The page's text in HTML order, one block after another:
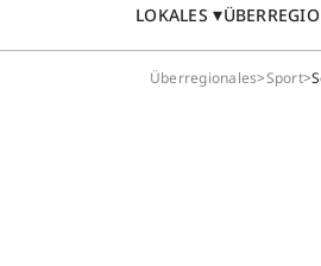
LOKALES
Überregionales>Sport>